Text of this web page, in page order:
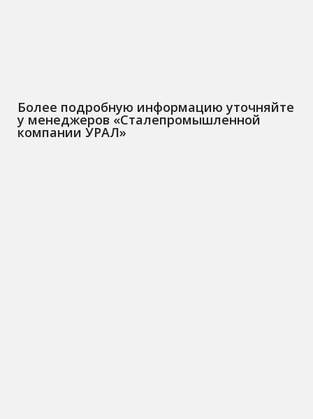
Более подробную информацию уточняйте
у менеджеров «Сталепромышленной
компании УРАЛ»